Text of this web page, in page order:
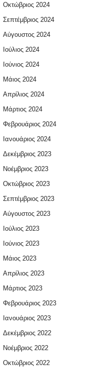
Οκτώβριος 2024
Σεπτέμβριος 2024
Αύγουστος 2024
Ιούλιος 2024
Ιούνιος 2024
Μάιος 2024
Απρίλιος 2024
Μάρτιος 2024
Φεβρουάριος 2024
Ιανουάριος 2024
Δεκέμβριος 2023
Νοέμβριος 2023
Οκτώβριος 2023
Σεπτέμβριος 2023
Αύγουστος 2023
Ιούλιος 2023
Ιούνιος 2023
Μάιος 2023
Απρίλιος 2023
Μάρτιος 2023
Φεβρουάριος 2023
Ιανουάριος 2023
Δεκέμβριος 2022
Νοέμβριος 2022
Οκτώβριος 2022